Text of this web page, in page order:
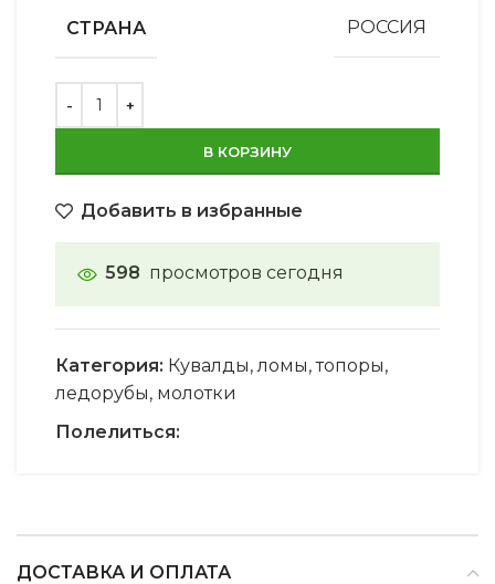
СТРАНА РОССИЯ
В КОРЗИНУ
Добавить в избранные
598 просмотров сегодня
Категория: Кувалды, ломы, топоры,
ледорубы, молотки
Полелиться:
ДОСТАВКА И ОПЛАТА